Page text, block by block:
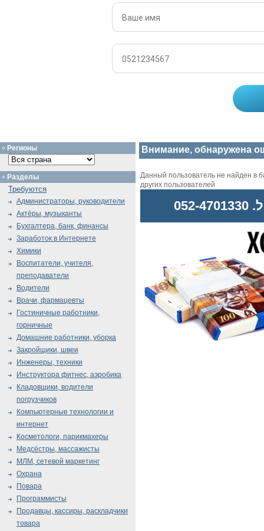
Внимание, обнаружена
Данный пользователь не найден в
других пользователей
Регионы
Разделы
Требуются
Администраторы, руководители
Актёры, музыканты
Бухгалтера, банк, финансы
Заработок в Интернете
Химики
Воспитатели, учителя,
преподаватели
Водители
Врачи, фармацевты
Гостиничные работники,
горничные
Домашние работники, уборка
Закройщики, швеи
Инженеры, техники
Инструктора фитнес, аэробика
Кладовщики, водители
погрузчиков
Компьютерные технологии и
интернет
Косметологи, парикмахеры
Медсёстры, массажисты
МЛМ, сетевой маркетинг
Охрана
Повара
Программисты
Продавцы, кассиры, раскладчики
товара